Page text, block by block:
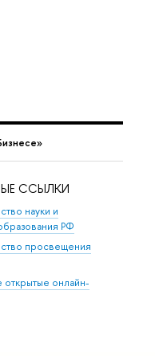
ССЫЛКИ
науки и
РФ
просвещения
онлайн-